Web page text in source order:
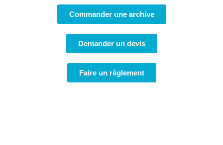
Commander une archive
Demander un devis
Faire un règlement